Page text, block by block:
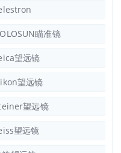
瞄准镜
望远镜
望远镜
望远镜
望远镜